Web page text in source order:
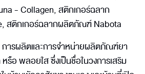
- Collagen, สติกเกอร์ฉลาก
สติกเกอร์ฉลากผลิตภัณฑ์ Nabota
ารผลิตและการจำหน่ายผลิตภัณฑ์ยา
อ พลอยใส ซึ่งเป็นชื่อในวงการเสริม